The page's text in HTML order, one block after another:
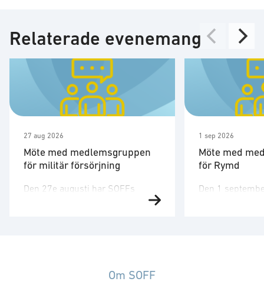
Relaterade evenemang
27 aug 2026
Möte med medlemsgruppen
för militär försörjning
Den 27e augusti har SOFFs
rör upphandling, försörjningssäkerhet och
1 sep 2026
Möte med
för Rymd
Den 1
Om SOFF